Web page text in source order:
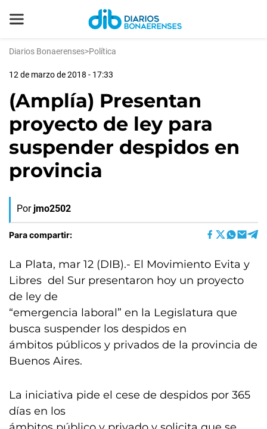
Diarios Bonaerenses>Política
12 de marzo de 2018 - 17:33
(Amplía) Presentan
proyecto de ley para
suspender despidos en
provincia
Por jmo2502
Para compartir:
La Plata, mar 12 (DIB).- El Movimiento Evita y
Libres del Sur presentaron hoy un proyecto
de ley de
“emergencia laboral” en la Legislatura que
busca suspender los despidos en
ámbitos públicos y privados de la provincia de
Buenos Aires.
La iniciativa pide el cese de despidos por 365
días en los